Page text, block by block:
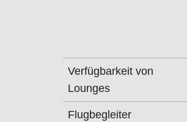
Verfügbarkeit von
Lounges
Flugbegleiter